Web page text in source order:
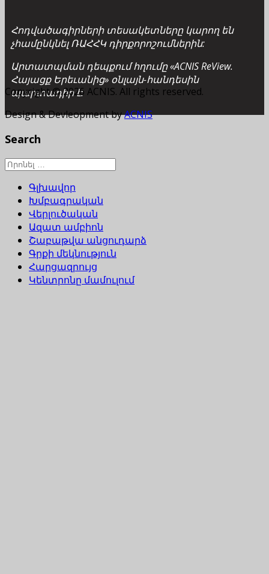
Հոդվածագիրների տեսակետները կարող են
չհամընկնել ՌԱՀՀԿ դիրքորոշումներին:
Արտատպման դեպքում հղումը «ACNIS ReView.
Հայացք Երեւանից» օնլայն-հանդեսին
պարտադիր է:
Copyright © 2026 ACNIS. All rights reserved.
Design & Devleopment byACNIS
Search
Գլխավոր
Խմբագրական
Վերլուծական
Ազատ ամբիոն
Շաբաթվա անցուդարձ
Գրքի մեկնություն
Հարցազրույց
Կենտրոնը մամուլում